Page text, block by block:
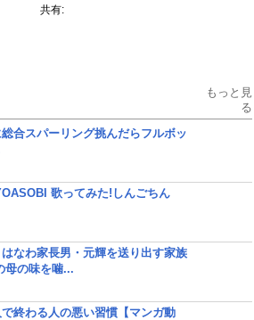
共有:
もっと見
る
合スパーリング挑んだらフルボッ
歌ってみた!しんごちん
はなわ家長男・元輝を送り出す家族
母の味を噛...
で終わる人の悪い習慣【マンガ動